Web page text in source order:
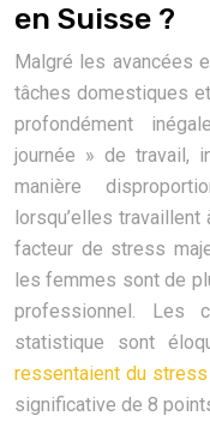
en Suisse ?
Malgré les avancées
tâches domestiques
profondément
journée » de travail,
manière
lorsqu’elles
facteur de stress
les femmes sont de
professionnel. Les
statistique sont
ressentaient du
significative de 8